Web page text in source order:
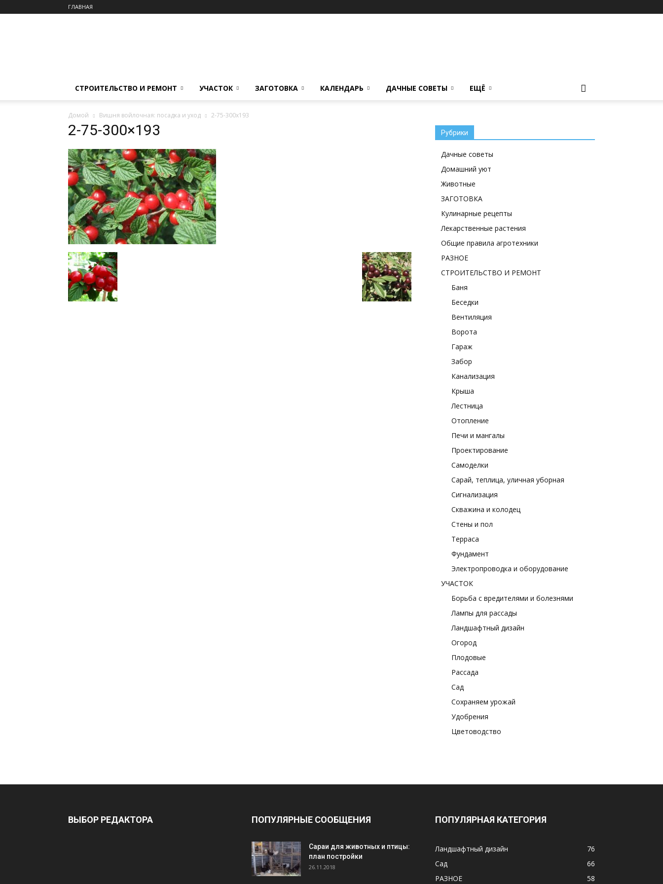
ГЛАВНАЯ
СТРОИТЕЛЬСТВО И РЕМОНТ УЧАСТОК ЗАГОТОВКА КАЛЕНДАРЬ ДАЧНЫЕ СОВЕТЫ ЕЩЁ
Домой Вишня войлочная: посадка и уход 2-75-300x193
2-75-300×193 Рубрики
Дачные советы
Домашний уют
Животные
ЗАГОТОВКА
Кулинарные рецепты
Лекарственные растения
Общие правила агротехники
РАЗНОЕ
СТРОИТЕЛЬСТВО И РЕМОНТ
Баня
Беседки
Вентиляция
Ворота
Гараж
Забор
Канализация
Крыша
Лестница
Отопление
Печи и мангалы
Проектирование
Самоделки
Сарай, теплица, уличная уборная
Сигнализация
Скважина и колодец
Стены и пол
Терраса
Фундамент
Электропроводка и оборудование
УЧАСТОК
Борьба с вредителями и болезнями
Лампы для рассады
Ландшафтный дизайн
Огород
Плодовые
Рассада
Сад
Сохраняем урожай
Удобрения
Цветоводство
ВЫБОР РЕДАКТОРА ПОПУЛЯРНЫЕ СООБЩЕНИЯ
Cараи для животных и птицы:
план постройки
26.11.2018
ПОПУЛЯРНАЯ КАТЕГОРИЯ
Ландшафтный дизайн
76
Сад
66
РАЗНОЕ
58